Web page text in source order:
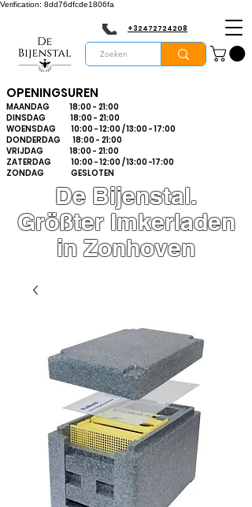
Verification: 8dd76dfcde1806fa
+32472724208
OPENINGSUREN
MAANDAG 18:00 - 21:00
DINSDAG 18:00 - 21:00
WOENSDAG 10:00 - 12:00 / 13:00 - 17:00
DONDERDAG 18:00 - 21:00
VRIJDAG 18:00 - 21:00
ZATERDAG 10:00 - 12:00 / 13:00 -17:00
ZONDAG GESLOTEN
De Bijenstal.
Größter Imkerladen
in Zonhoven